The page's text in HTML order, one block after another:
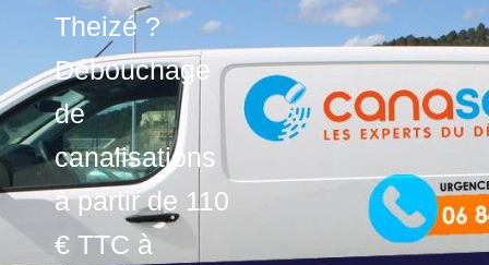
Theizé ?
Débouchage
de
canalisations
à partir de 110
€ TTC à